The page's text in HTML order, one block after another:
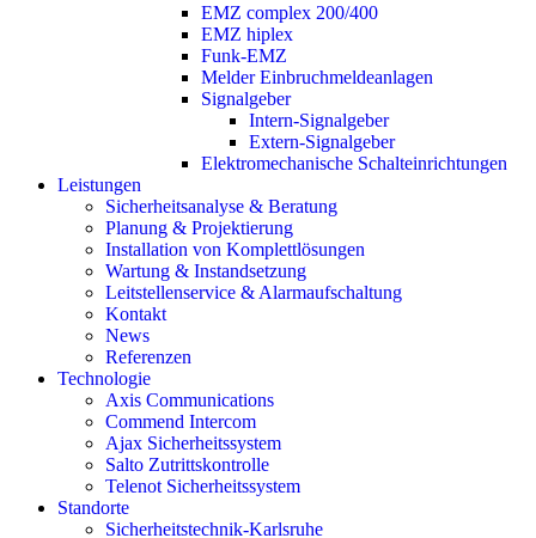
EMZ complex 200/400
EMZ hiplex
Funk-EMZ
Melder Einbruchmeldeanlagen
Signalgeber
Intern-Signalgeber
Extern-Signalgeber
Elektromechanische Schalteinrichtungen
Leistungen
Sicherheitsanalyse & Beratung
Planung & Projektierung​
Installation von Komplettlösungen
Wartung & Instandsetzung
Leitstellenservice & Alarmaufschaltung
Kontakt
News
Referenzen
Technologie
Axis Communications
Commend Intercom
Ajax Sicherheitssystem​
Salto Zutrittskontrolle
Telenot Sicherheitssystem
Standorte
Sicherheitstechnik-Karlsruhe